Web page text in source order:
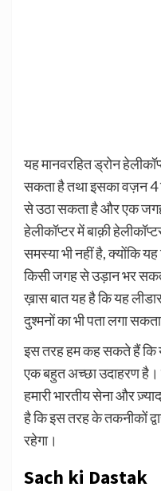
यह मानवरहित ड्रोन
सकता है तथा इसका वज़न 4
से उठा सकता है और एक
हेलीकॉप्टर में बाक़ी
समस्या भी नहीं है, क्योंकि
किसी जगह से उड़ान भर
ख़ास बात यह है कि यह
दुश्मनों का भी पता लगा
इस तरह हम कह सकते हैं कि
एक बहुत अच्छा उदाहरण है।
हमारी भारतीय सेना और
है कि इस तरह के तकनीकों
रहेगा।
Sach ki Dastak